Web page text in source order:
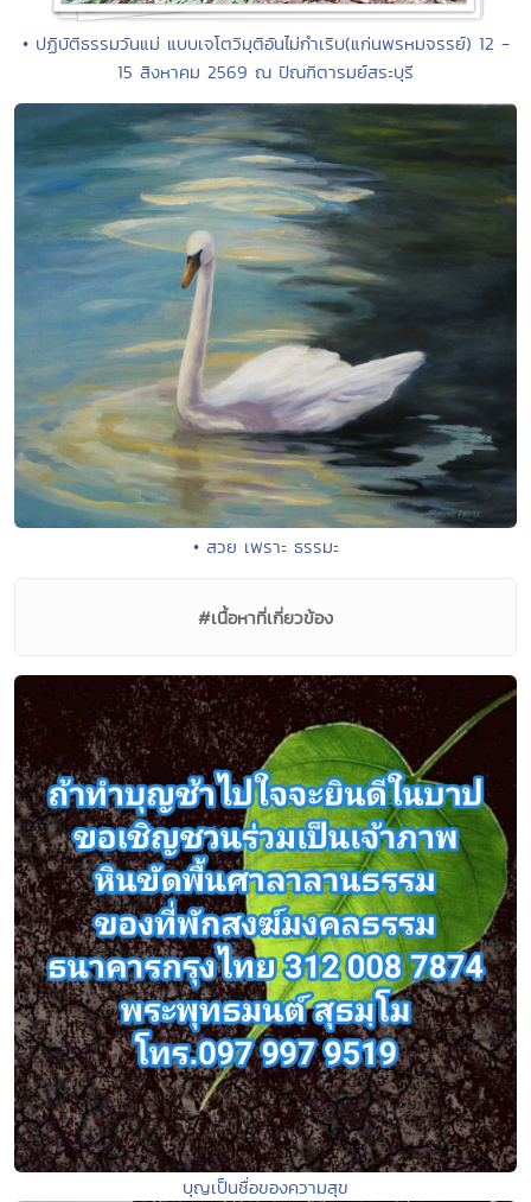
• ปฏิบัติธรรมวันแม่ แบบเจโตวิมุติอันไม่กำเริบ(แก่นพรหมจรรย์) 12 -
15 สิงหาคม 2569 ณ ปัณฑิตารมย์สระบุรี
• สวย เพราะ ธรรมะ
#เนื้อหาที่เกี่ยวข้อง
บุญเป็นชื่อของความสุข